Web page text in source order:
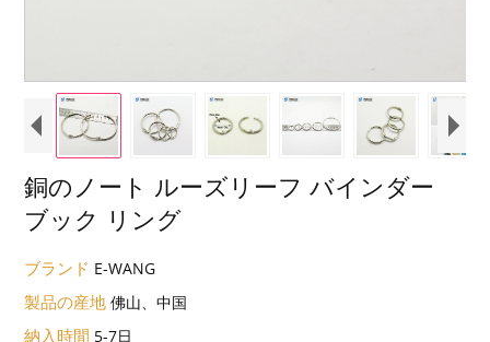
銅のノート ルーズリーフ バインダー
ブック リング
ブランド E-WANG
製品の産地佛山、中国
納入時間 5-7日